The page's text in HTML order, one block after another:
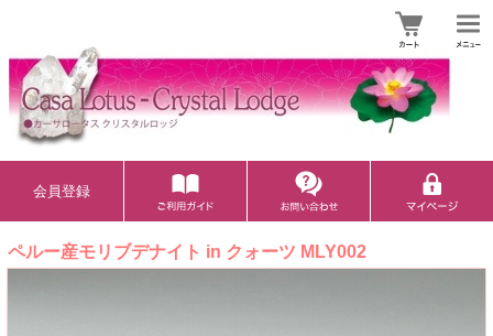
会員登録
ペルー産モリブデナイト in クォーツ MLY002